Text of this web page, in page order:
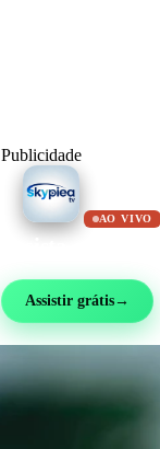
Publicidade
AO VIVO
Assistir grátis→